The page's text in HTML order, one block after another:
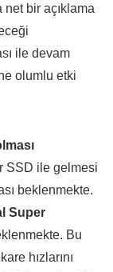
bir açıklama
ile devam
olumlu etki
SSD ile gelmesi
beklenmekte.
Super
Bu
hızlarını